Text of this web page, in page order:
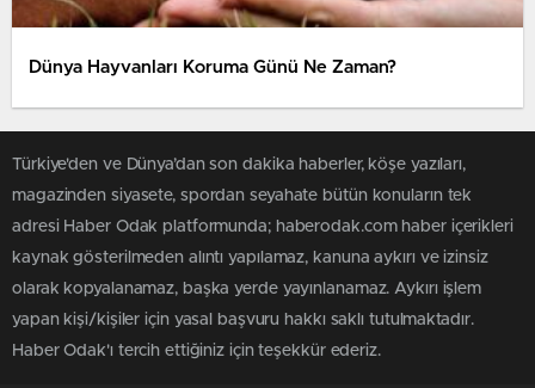
Dünya Hayvanları Koruma Günü Ne Zaman?
Türkiye'den ve Dünya’dan son dakika haberler, köşe yazıları,
magazinden siyasete, spordan seyahate bütün konuların tek
adresi Haber Odak platformunda; haberodak.com haber içerikleri
kaynak gösterilmeden alıntı yapılamaz, kanuna aykırı ve izinsiz
olarak kopyalanamaz, başka yerde yayınlanamaz. Aykırı işlem
yapan kişi/kişiler için yasal başvuru hakkı saklı tutulmaktadır.
Haber Odak'ı tercih ettiğiniz için teşekkür ederiz.